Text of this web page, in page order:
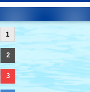
1
2
3